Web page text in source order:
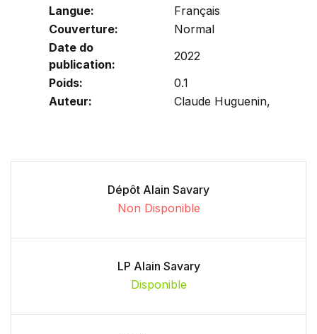
Langue:
Français
Couverture:
Normal
Date do
publication:
2022
Poids:
0.1
Auteur:
Claude Huguenin,
Dépôt Alain Savary
Non Disponible
LP Alain Savary
Disponible